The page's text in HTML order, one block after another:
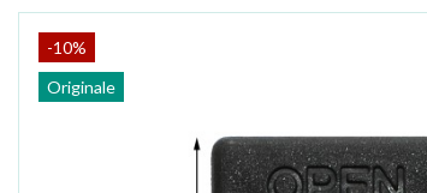
-10%
Originale